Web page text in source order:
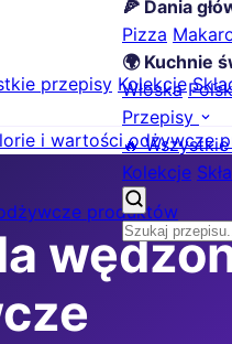
🍕 Dania
Pizza
🌍 Kuchnie
Włoska
Przepisy
🔥
Kolekcje
przepisy Kolekcje
i wartości odżywcze
produktów